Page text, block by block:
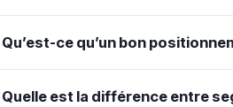
Qu’est-ce qu’un bon
Quelle est la différence entre